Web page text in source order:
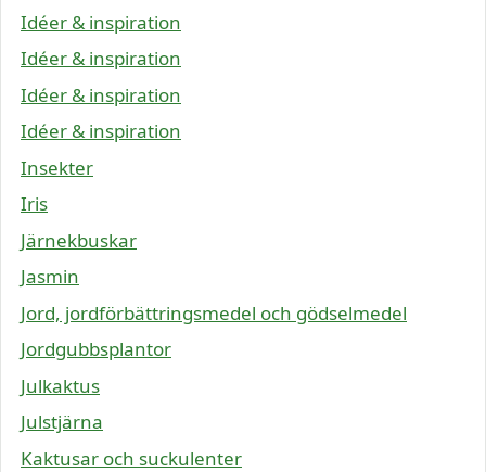
Idéer & inspiration
Idéer & inspiration
Idéer & inspiration
Idéer & inspiration
Insekter
Iris
Järnekbuskar
Jasmin
Jord, jordförbättringsmedel och gödselmedel
Jordgubbsplantor
Julkaktus
Julstjärna
Kaktusar och suckulenter